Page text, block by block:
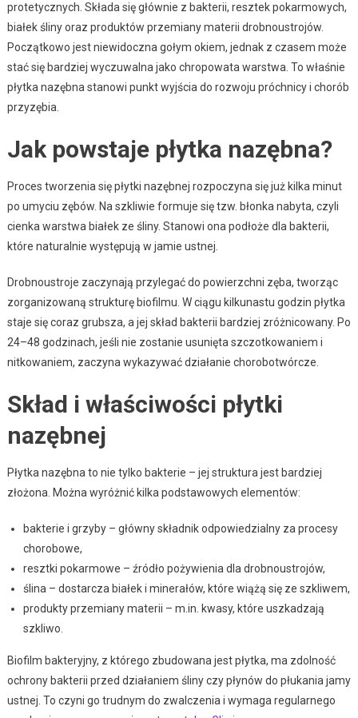
protetycznych. Składa się głównie z bakterii, resztek pokarmowych,
białek śliny oraz produktów przemiany materii drobnoustrojów.
Początkowo jest niewidoczna gołym okiem, jednak z czasem może
stać się bardziej wyczuwalna jako chropowata warstwa. To właśnie
płytka nazębna stanowi punkt wyjścia do rozwoju próchnicy i chorób
przyzębia.
Jak powstaje płytka nazębna?
Proces tworzenia się płytki nazębnej rozpoczyna się już kilka minut
po umyciu zębów. Na szkliwie formuje się tzw. błonka nabyta, czyli
cienka warstwa białek ze śliny. Stanowi ona podłoże dla bakterii,
które naturalnie występują w jamie ustnej.
Drobnoustroje zaczynają przylegać do powierzchni zęba, tworząc
zorganizowaną strukturę biofilmu. W ciągu kilkunastu godzin płytka
staje się coraz grubsza, a jej skład bakterii bardziej zróżnicowany. Po
24–48 godzinach, jeśli nie zostanie usunięta szczotkowaniem i
nitkowaniem, zaczyna wykazywać działanie chorobotwórcze.
Skład i właściwości płytki
nazębnej
Płytka nazębna to nie tylko bakterie – jej struktura jest bardziej
złożona. Można wyróżnić kilka podstawowych elementów:
bakterie i grzyby – główny składnik odpowiedzialny za procesy
chorobowe,
resztki pokarmowe – źródło pożywienia dla drobnoustrojów,
ślina – dostarcza białek i minerałów, które wiążą się ze szkliwem,
produkty przemiany materii – m.in. kwasy, które uszkadzają
szkliwo.
Biofilm bakteryjny, z którego zbudowana jest płytka, ma zdolność
ochrony bakterii przed działaniem śliny czy płynów do płukania jamy
ustnej. To czyni go trudnym do zwalczenia i wymaga regularnego